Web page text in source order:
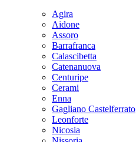
Agira
Aidone
Assoro
Barrafranca
Calascibetta
Catenanuova
Centuripe
Cerami
Enna
Gagliano Castelferrato
Leonforte
Nicosia